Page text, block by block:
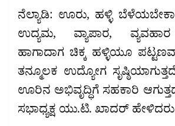
ನೆಲ್ಯಾಡಿ: ಊರು, ಹಳ್ಳಿ
ಉದ್ಯಮ, ವ್ಯಾಪಾರ,
ಹಾಗಾದಾಗ ಚಿಕ್ಕ ಹಳ್ಳಿಯೂ
ತನ್ಮೂಲಕ ಉದ್ಯೋಗ
ಊರಿನ ಅಭಿವೃದ್ಧಿಗೆ ಸಹಕಾರಿ
ಸಭಾಧ್ಯಕ್ಷ ಯು.ಟಿ. ಖಾದರ್